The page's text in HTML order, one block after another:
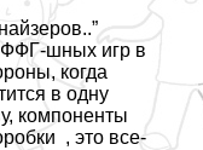
ФФГ-шных игр в
когда
в одну
компоненты
, это все-